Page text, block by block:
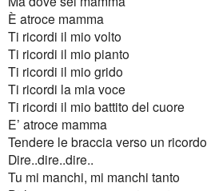
È atroce mamma
Ti ricordi il mio volto
Ti ricordi il mio pianto
Ti ricordi il mio grido
Ti ricordi la mia voce
Ti ricordi il mio battito del cuore
E’ atroce mamma
Tendere le braccia verso un ricordo
Dire..dire..dire..
Tu mi manchi, mi manchi tanto